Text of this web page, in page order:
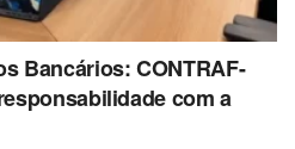
Bancários: CONTRAF-
com a